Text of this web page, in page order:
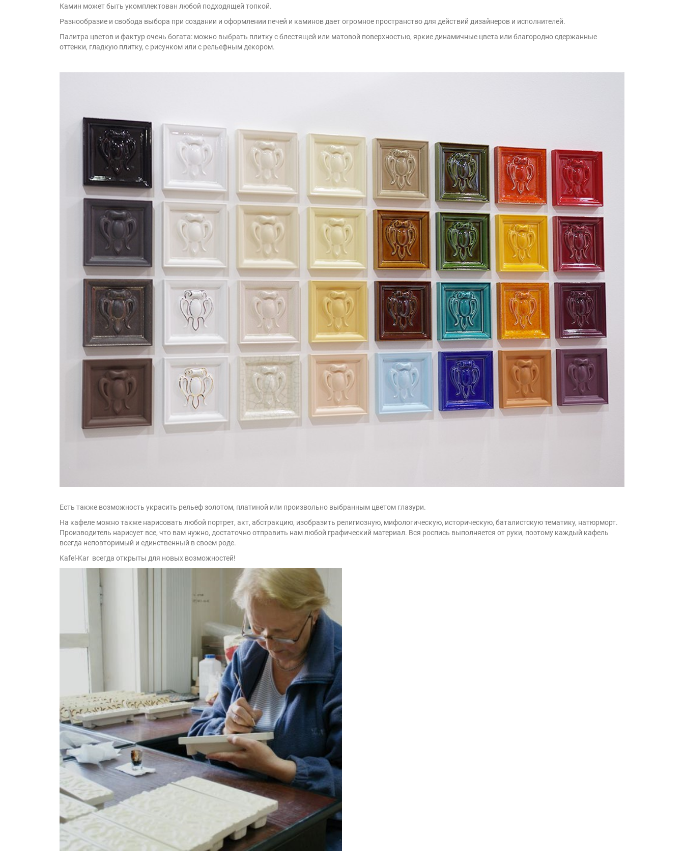
Камин может быть укомплектован любой подходящей топкой.
Разнообразие и свобода выбора при создании и оформлении печей и каминов дает огромное пространство для действий дизайнеров и исполнителей.
Палитра цветов и фактур очень богата: можно выбрать плитку с блестящей или матовой поверхностью, яркие динамичные цвета или благородно сдержанные
оттенки, гладкую плитку, с рисунком или с рельефным декором.
Есть также возможность украсить рельеф золотом, платиной или произвольно выбранным цветом глазури.
На кафеле можно также нарисовать любой портрет, акт, абстракцию, изобразить религиозную, мифологическую, историческую, баталистскую тематику, натюрморт.
Производитель нарисует все, что вам нужно, достаточно отправить нам любой графический материал. Вся роспись выполняется от руки, поэтому каждый кафель
всегда неповторимый и единственный в своем роде.
Kafel-Kar всегда открыты для новых возможностей!